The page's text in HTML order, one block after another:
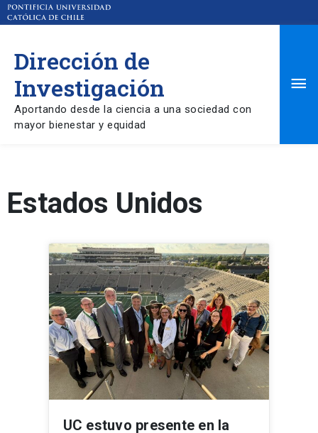
Dirección de
Investigación
Aportando desde la ciencia a una sociedad con
mayor bienestar y equidad
Estados Unidos
UC estuvo presente en la